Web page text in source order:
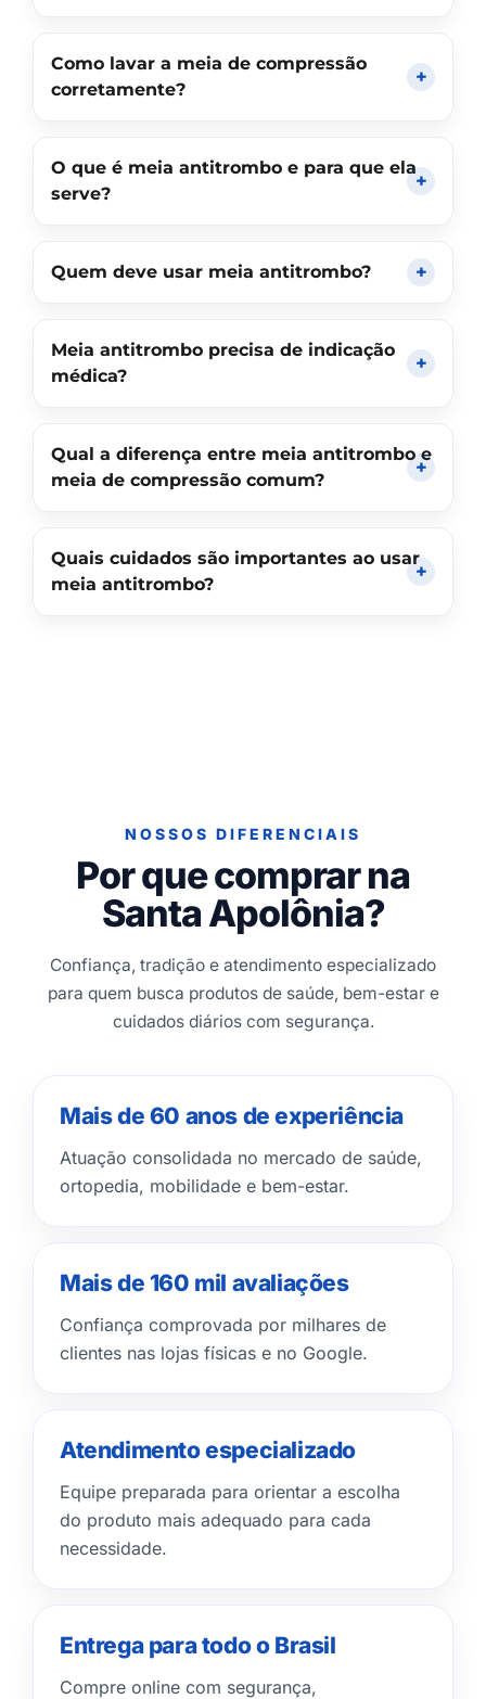
Como lavar a meia de compressão
corretamente?
O que é meia antitrombo e para que ela
serve?
Quem deve usar meia antitrombo?
Meia antitrombo precisa de indicação
médica?
Qual a diferença entre meia antitrombo e
meia de compressão comum?
Quais cuidados são importantes ao usar
meia antitrombo?
NOSSOS DIFERENCIAIS
Por que comprar na
Santa Apolônia?
Confiança, tradição e atendimento especializado
para quem busca produtos de saúde, bem-estar e
cuidados diários com segurança.
Mais de 60 anos de experiência
Atuação consolidada no mercado de saúde,
ortopedia, mobilidade e bem-estar.
Mais de 160 mil avaliações
Confiança comprovada por milhares de
clientes nas lojas físicas e no Google.
Atendimento especializado
Equipe preparada para orientar a escolha
do produto mais adequado para cada
necessidade.
Entrega para todo o Brasil
Compre online com segurança,